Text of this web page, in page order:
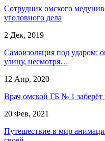
Сотрудник омского
уголовного дела
2 Дек, 2019
Самоизоляция под ударом:
улицу, несмотря…
12 Апр, 2020
Врач омской ГБ № 1 заберёт
20 Фев, 2021
Путешествие в мир